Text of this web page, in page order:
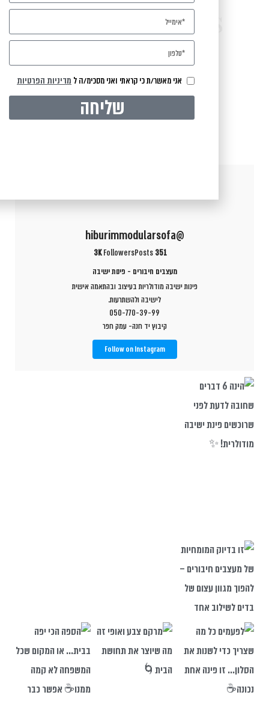
Latest Images
IN THE SPOTLIGHT
Our Instagram
@hiburimmodularsofa
351
Posts
3KFollowers
מעצבים חיבורים - פינות ישיבה
פינות ישיבה מודולריות בעיצוב ובהתאמה אישית
לישיבה ולהשתרעות.
050-770-39-99
קיבוץ יד חנה- עמק חפר
Follow on Instagram
אני מאשר/ת כי קראתי ואני מסכימ/ה ל מדיניות הפרטיות
שליחה